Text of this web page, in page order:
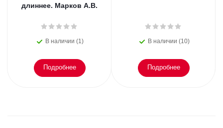
длиннее. Марков А.В.
В наличии (1)
Подробнее
В наличии (10)
Подробнее